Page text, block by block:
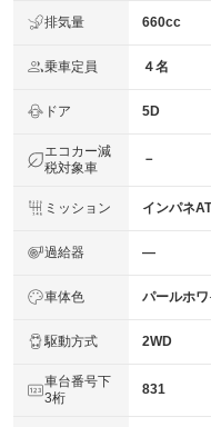
排気量 660cc
乗車定員 ４名
ドア 5D
エコカー減
税対象車
－
ミッション インパネAT
過給器 ―
車体色 パールホワ
駆動方式 2WD
車台番号下
3桁
831